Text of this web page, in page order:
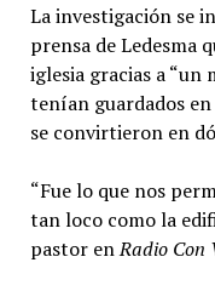
La investigación se
prensa de Ledesma
iglesia gracias a “un
tenían guardados en
se convirtieron en
“Fue lo que nos
tan loco como la
pastor enRadio Con